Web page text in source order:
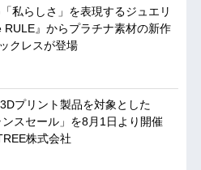
私らしさ」を表現するジュエリ
RULE』からプラチナ素材の新作
クレスが登場
プリント製品を対象とした
ンスセール」を8月1日より開催
株式会社